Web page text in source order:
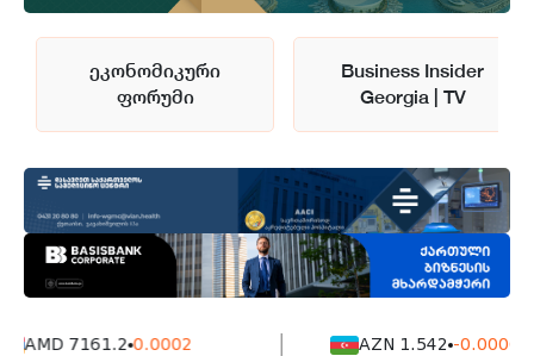
ეკონომიკური
ფორუმი
Business Insider
Georgia | TV
AMD 7161.2 0.0002 AZN 1.542 -0.0006